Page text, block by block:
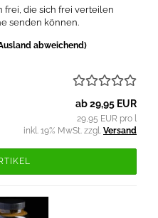
frei, die sich frei verteilen
senden können.
abweichend)
ab 29,95 EUR
29,95 EUR pro l
inkl. 19% MwSt. zzgl. Versand